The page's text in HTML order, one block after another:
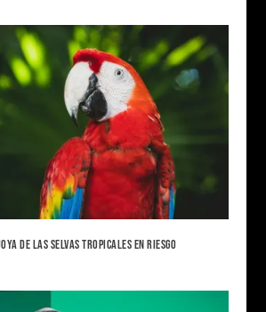
DE LAS SELVAS TROPICALES EN RIESGO